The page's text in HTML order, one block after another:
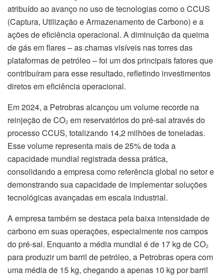
atribuído ao avanço no uso de tecnologias como o CCUS
(Captura, Utilização e Armazenamento de Carbono) e a
ações de eficiência operacional. A diminuição da queima
de gás em flares – as chamas visíveis nas torres das
plataformas de petróleo – foi um dos principais fatores que
contribuíram para esse resultado, refletindo investimentos
diretos em eficiência operacional.
Em 2024, a Petrobras alcançou um volume recorde na
reinjeção de CO₂ em reservatórios do pré-sal através do
processo CCUS, totalizando 14,2 milhões de toneladas.
Esse volume representa mais de 25% de toda a
capacidade mundial registrada dessa prática,
consolidando a empresa como referência global no setor e
demonstrando sua capacidade de implementar soluções
tecnológicas avançadas em escala industrial.
A empresa também se destaca pela baixa intensidade de
carbono em suas operações, especialmente nos campos
do pré-sal. Enquanto a média mundial é de 17 kg de CO₂
para produzir um barril de petróleo, a Petrobras opera com
uma média de 15 kg, chegando a apenas 10 kg por barril